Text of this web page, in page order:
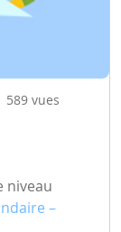
589 vues
niveau
–